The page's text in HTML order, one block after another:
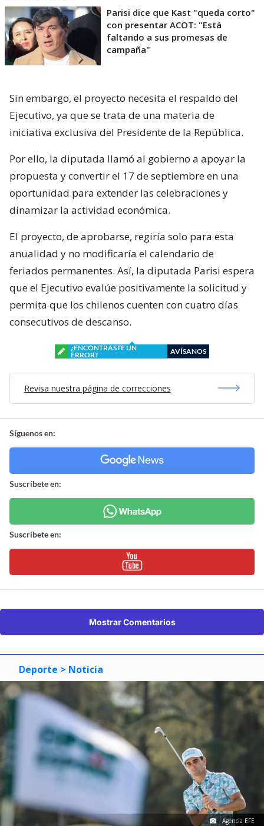
Parisi dice que Kast "queda corto"
con presentar ACOT: "Está
faltando a sus promesas de
campaña"
Sin embargo, el proyecto necesita el respaldo del
Ejecutivo, ya que se trata de una materia de
iniciativa exclusiva del Presidente de la República.
Por ello, la diputada llamó al gobierno a apoyar la
propuesta y convertir el 17 de septiembre en una
oportunidad para extender las celebraciones y
dinamizar la actividad económica.
El proyecto, de aprobarse, regiría solo para esta
anualidad y no modificaría el calendario de
feriados permanentes. Así, la diputada Parisi espera
que el Ejecutivo evalúe positivamente la solicitud y
permita que los chilenos cuenten con cuatro días
consecutivos de descanso.
¿ENCONTRASTE UN
ERROR?
AVÍSANOS
Revisa nuestra página de correcciones
Síguenos en:
Suscríbete en:
Suscríbete en:
Mostrar Comentarios
Deporte > Noticia
Agencia EFE